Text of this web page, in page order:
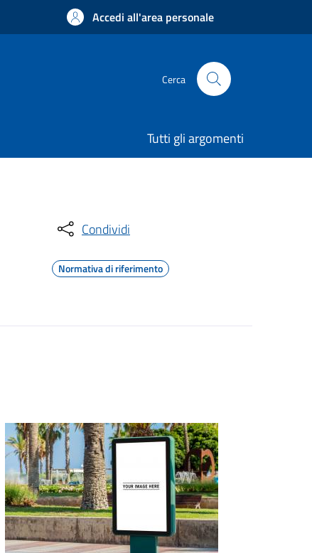
Accedi all'area personale
Cerca
Tutti gli argomenti
Condividi
Normativa di riferimento